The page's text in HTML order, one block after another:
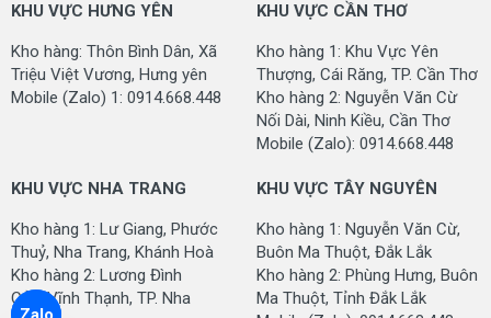
KHU VỰC HƯNG YÊN
Kho hàng: Thôn Bình Dân, Xã
Triệu Việt Vương, Hưng yên
Mobile (Zalo) 1: 0914.668.448
KHU VỰC CẦN THƠ
Kho hàng 1: Khu Vực Yên
Thượng, Cái Răng, TP. Cần Thơ
Kho hàng 2: Nguyễn Văn Cừ
Nối Dài, Ninh Kiều, Cần Thơ
Mobile (Zalo): 0914.668.448
KHU VỰC NHA TRANG
Kho hàng 1: Lư Giang, Phước
Thuỷ, Nha Trang, Khánh Hoà
Kho hàng 2: Lương Đình
Của, Vĩnh Thạnh, TP. Nha
KHU VỰC TÂY NGUYÊN
Kho hàng 1: Nguyễn Văn Cừ,
Buôn Ma Thuột, Đắk Lắk
Kho hàng 2: Phùng Hưng, Buôn
Ma Thuột, Tỉnh Đắk Lắk